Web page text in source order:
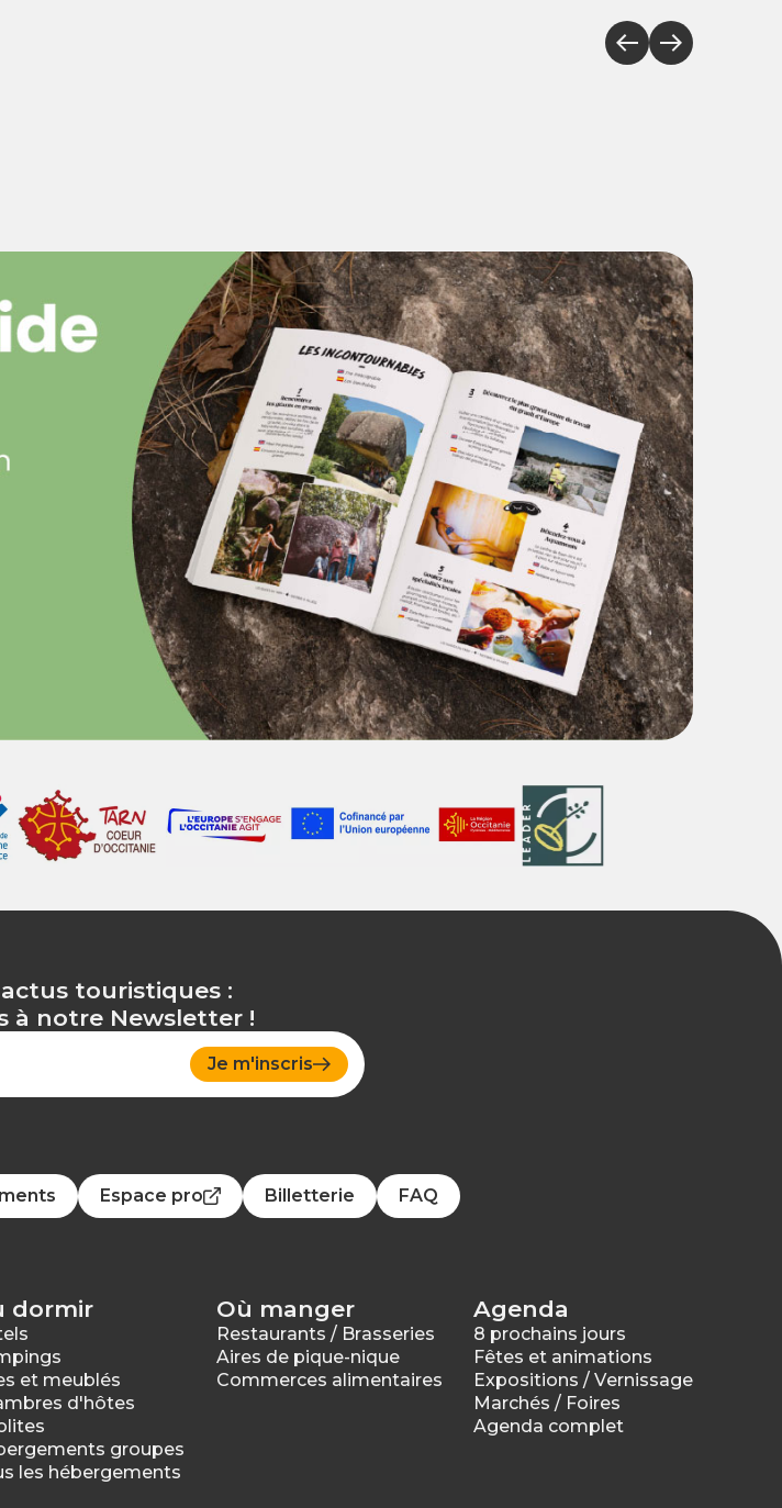
touristiques :
à notre Newsletter !
Je m'inscris
Espace pro Billetterie FAQ
dormir
et meublés
d'hôtes
groupes
les hébergements
Où manger
Restaurants / Brasseries
Aires de pique-nique
Commerces alimentaires
Agenda
8 prochains jours
Fêtes et animations
Expositions / Vernissage
Marchés / Foires
Agenda complet